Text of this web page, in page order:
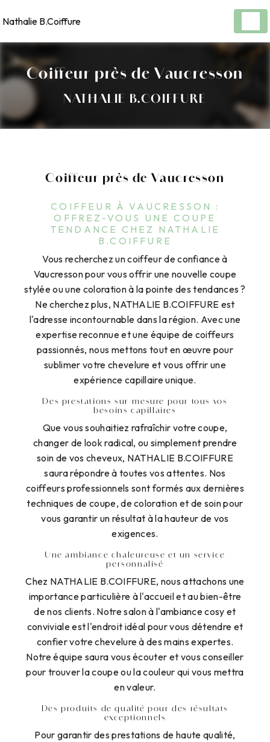
Nathalie B.Coiffure
Coiffeur près de Vaucresson
NATHALIE B.COIFFURE
Coiffeur près de Vaucresson
COIFFEUR À VAUCRESSON :
OFFREZ-VOUS UNE COUPE
TENDANCE CHEZ NATHALIE
B.COIFFURE
Vous recherchez un coiffeur de confiance à
Vaucresson pour vous offrir une nouvelle coupe
stylée ou une coloration à la pointe des tendances ?
Ne cherchez plus, NATHALIE B.COIFFURE est
l'adresse incontournable dans la région. Avec une
expertise reconnue et une équipe de coiffeurs
passionnés, nous mettons tout en œuvre pour
sublimer votre chevelure et vous offrir une
expérience capillaire unique.
Des prestations sur-mesure pour tous vos
besoins capillaires
Que vous souhaitiez rafraîchir votre coupe,
changer de look radical, ou simplement prendre
soin de vos cheveux, NATHALIE B.COIFFURE
saura répondre à toutes vos attentes. Nos
coiffeurs professionnels sont formés aux dernières
techniques de coupe, de coloration et de soin pour
vous garantir un résultat à la hauteur de vos
exigences.
Une ambiance chaleureuse et un service
personnalisé
Chez NATHALIE B.COIFFURE, nous attachons une
importance particulière à l'accueil et au bien-être
de nos clients. Notre salon à l'ambiance cosy et
conviviale est l'endroit idéal pour vous détendre et
confier votre chevelure à des mains expertes.
Notre équipe saura vous écouter et vous conseiller
pour trouver la coupe ou la couleur qui vous mettra
en valeur.
Des produits de qualité pour des résultats
exceptionnels
Pour garantir des prestations de haute qualité,